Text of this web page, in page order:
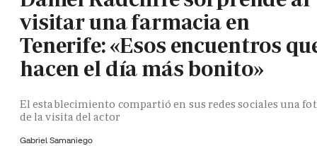
visitar una farmacia en
Tenerife: «Esos encuentros
hacen el día más bonito»
El establecimiento compartió en sus redes sociales una
de la visita del actor
Gabriel Samaniego